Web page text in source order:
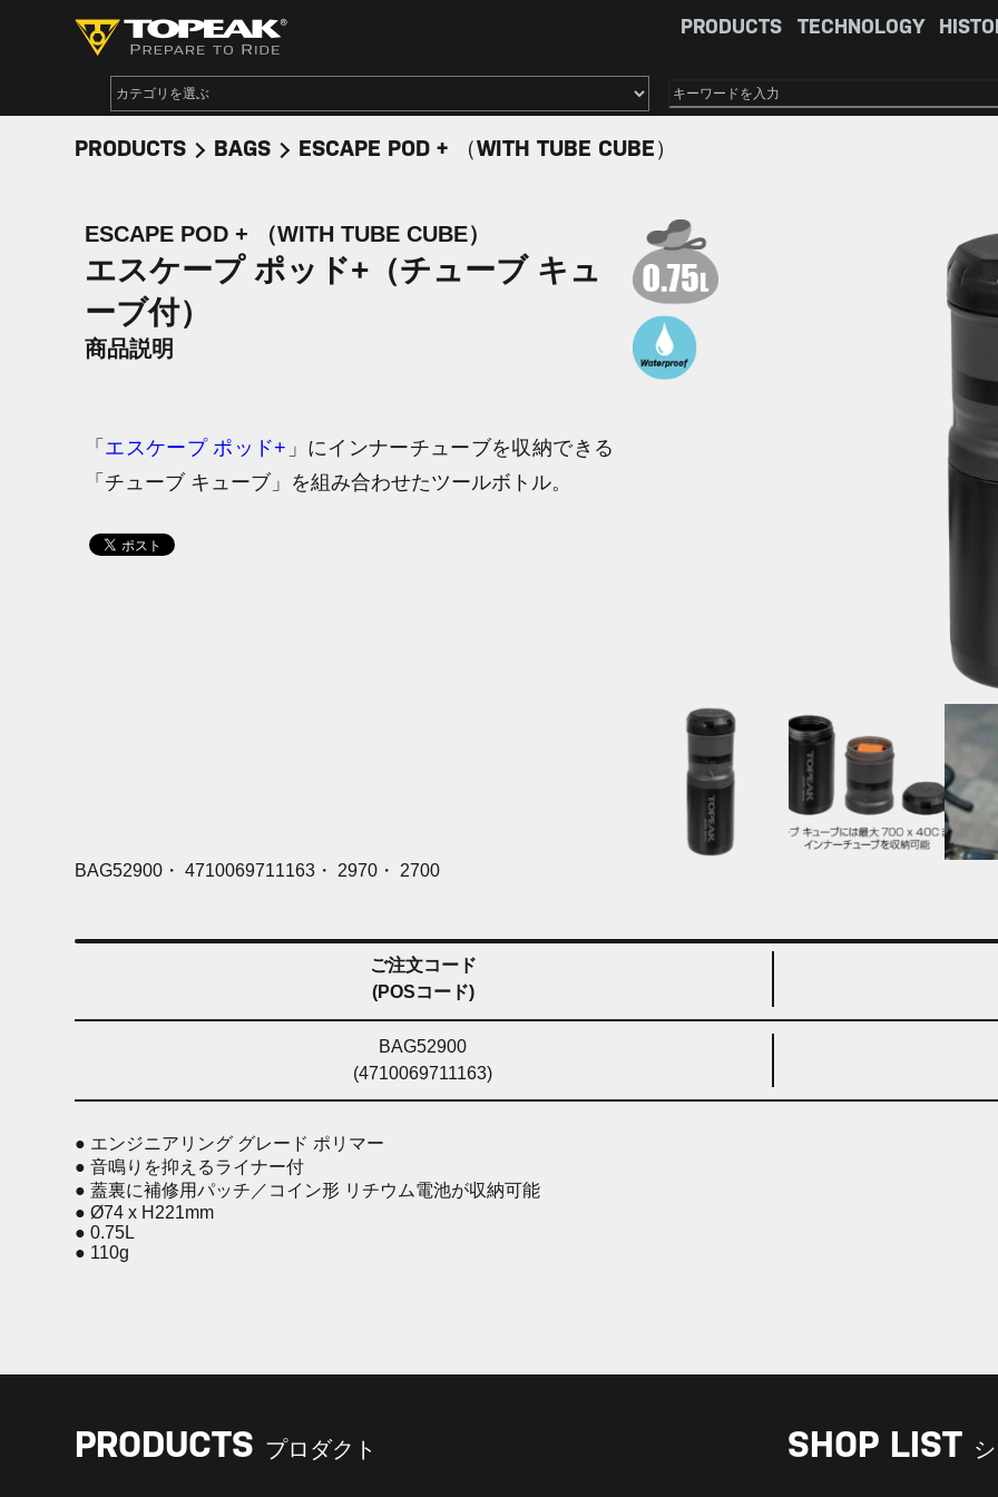
TECHNOLOGY
PRODUCTS
PRODUCTS BAGS ESCAPE POD + （WITH TUBE CUBE）
ESCAPE POD + （WITH TUBE CUBE）
エスケープ ポッド+（チューブ キュ
ーブ付）
商品説明
「 エスケープ ポッド+ 」にインナーチューブを収納できる
「チューブ キューブ」を組み合わせたツールボトル。
BAG52900・ 4710069711163・ 2970・ 2700
ご注文コード
(POSコード)
BAG52900
(4710069711163)
● エンジニアリング グレード ポリマー
● 音鳴りを抑えるライナー付
● 蓋裏に補修用パッチ／コイン形 リチウム電池が収納可能
● Ø74 x H221mm
● 0.75L
● 110g
PRODUCTS プロダクト SHOP LIST